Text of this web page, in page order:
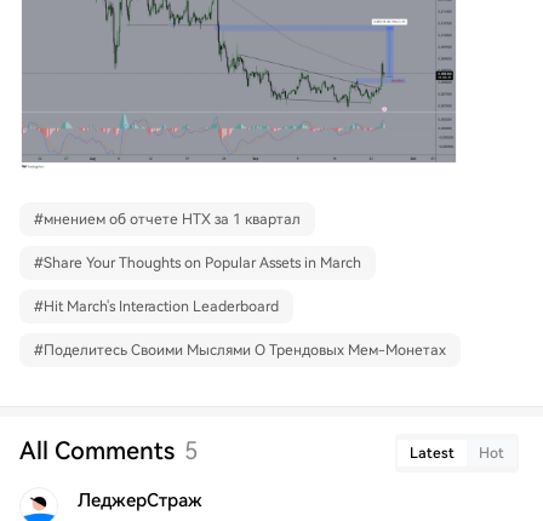
#мнением об отчете HTX за 1 квартал
#Share Your Thoughts on Popular Assets in March
#Hit March's Interaction Leaderboard
#Поделитесь Своими Мыслями О Трендовых Мем-Монетах
All Comments 5 Latest Hot
ЛеджерСтраж